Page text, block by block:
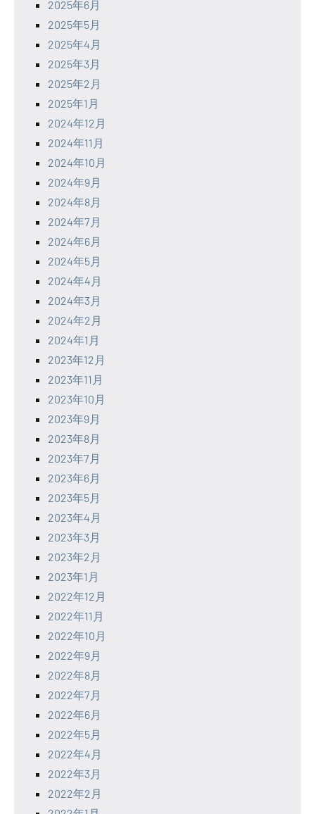
2025年6月
2025年5月
2025年4月
2025年3月
2025年2月
2025年1月
2024年12月
2024年11月
2024年10月
2024年9月
2024年8月
2024年7月
2024年6月
2024年5月
2024年4月
2024年3月
2024年2月
2024年1月
2023年12月
2023年11月
2023年10月
2023年9月
2023年8月
2023年7月
2023年6月
2023年5月
2023年4月
2023年3月
2023年2月
2023年1月
2022年12月
2022年11月
2022年10月
2022年9月
2022年8月
2022年7月
2022年6月
2022年5月
2022年4月
2022年3月
2022年2月